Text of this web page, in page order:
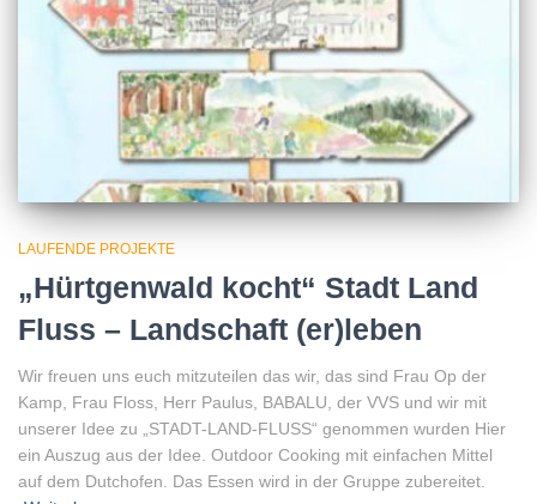
LAUFENDE PROJEKTE
„Hürtgenwald kocht“ Stadt Land
Fluss – Landschaft (er)leben
Wir freuen uns euch mitzuteilen das wir, das sind Frau Op der
Kamp, Frau Floss, Herr Paulus, BABALU, der VVS und wir mit
unserer Idee zu „STADT-LAND-FLUSS“ genommen wurden Hier
ein Auszug aus der Idee. Outdoor Cooking mit einfachen Mittel
auf dem Dutchofen. Das Essen wird in der Gruppe zubereitet.